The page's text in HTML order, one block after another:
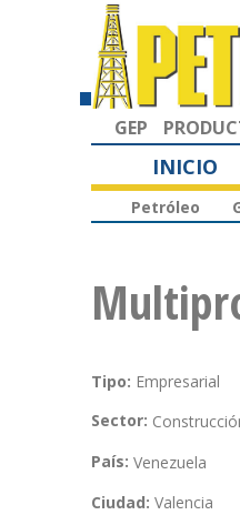
GEP
INICIO
Petróleo
Tipo: Empresarial
Sector:
País: Venezuela
Ciudad: Valencia